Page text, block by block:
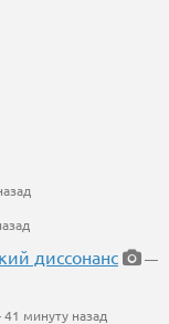
диссонанс
—
минуту назад